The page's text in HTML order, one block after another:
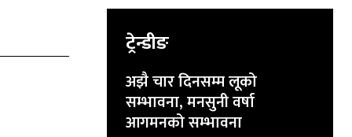
ट्रेन्डीङ
अझै चार दिनसम्म लूको
सम्भावना, मनसुनी वर्षा
आगमनको सम्भावना